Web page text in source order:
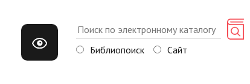
Библиопоиск Сайт